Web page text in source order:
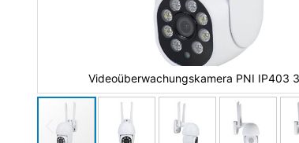
Videoüberwachungskamera PNI IP403